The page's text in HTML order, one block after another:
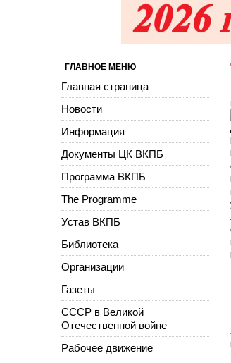
ГЛАВНОЕ МЕНЮ
Главная страница
Новости
Информация
Документы ЦК ВКПБ
Программа ВКПБ
The Programme
Устав ВКПБ
Библиотека
Организации
Газеты
СССР в Великой
Отечественной войне
Рабочее движение